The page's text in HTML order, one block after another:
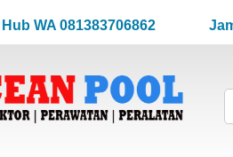
081383706862 Jam